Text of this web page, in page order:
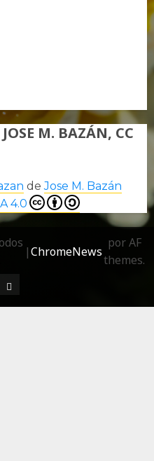
M. BAZÁN, CC
deJose M. Bazán
4.0
|ChromeNews
por AF
themes.
soy…?
Más información sobre las